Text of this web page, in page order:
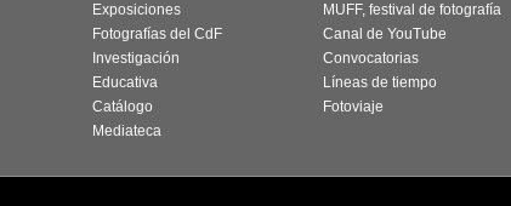
Exposiciones
Fotografías del CdF
Investigación
Educativa
Catálogo
Mediateca
MUFF, festival de fotografía
Canal de YouTube
Convocatorias
Líneas de tiempo
Fotoviaje